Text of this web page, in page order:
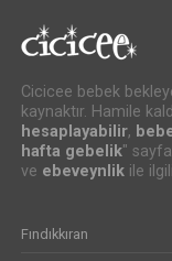
Cicicee bebek
kaynaktır. Hamile
hesaplayabilir,
hafta gebelik"
ve ebeveynlikile
Fındıkkıran